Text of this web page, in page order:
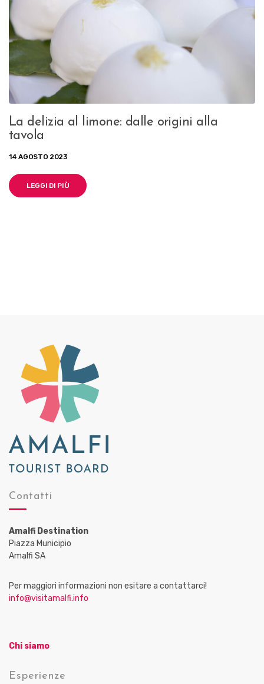
La delizia al limone: dalle origini alla
tavola
14 AGOSTO 2023
LEGGI DI PIÙ
Contatti
Amalfi Destination
Piazza Municipio
Amalfi SA
Per maggiori informazioni non esitare a contattarci!
info@visitamalfi.info
Chi siamo
Esperienze